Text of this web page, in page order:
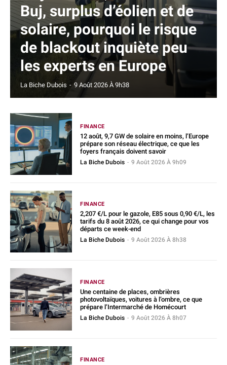
Buj, surplus d’éolien et de
solaire, pourquoi le risque
de blackout inquiète peu
les experts en Europe
La Biche Dubois - 9 Août 2026 À 9h38
FINANCE
12 août, 9,7 GW de solaire en moins, l’Europe
prépare son réseau électrique, ce que les
foyers français doivent savoir
La Biche Dubois - 9 Août 2026 À 9h09
FINANCE
2,207 €/L pour le gazole, E85 sous 0,90 €/L, les
tarifs du 8 août 2026, ce qui change pour vos
départs ce week-end
La Biche Dubois - 9 Août 2026 À 8h38
FINANCE
Une centaine de places, ombrières
photovoltaïques, voitures à l’ombre, ce que
prépare l’Intermarché de Homécourt
La Biche Dubois - 9 Août 2026 À 8h07
FINANCE